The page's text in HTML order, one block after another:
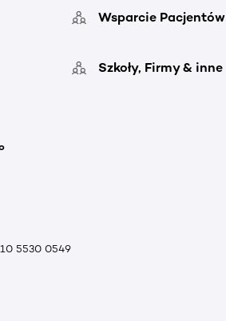
Wsparcie Pacjentów
Szkoły, Firmy & inne
5530 0549